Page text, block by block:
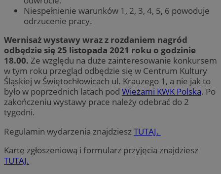
Niespełnienie warunków 1, 2, 3, 4, 5, 6 powoduje
odrzucenie pracy.
Wernisaż wystawy wraz z rozdaniem nagród
odbędzie się 25 listopada 2021 roku o godzinie
18.00. Ze względu na duże zainteresowanie konkursem
w tym roku przegląd odbędzie się w Centrum Kultury
Śląskiej w Świętochłowicach ul. Krauzego 1, a nie jak to
było w poprzednich latach pod Wieżami KWK Polska. Po
zakończeniu wystawy prace należy odebrać do 2
tygodni.
Regulamin wydarzenia znajdziesz TUTAJ.
Kartę zgłoszeniową i formularz przyjęcia znajdziesz
TUTAJ.